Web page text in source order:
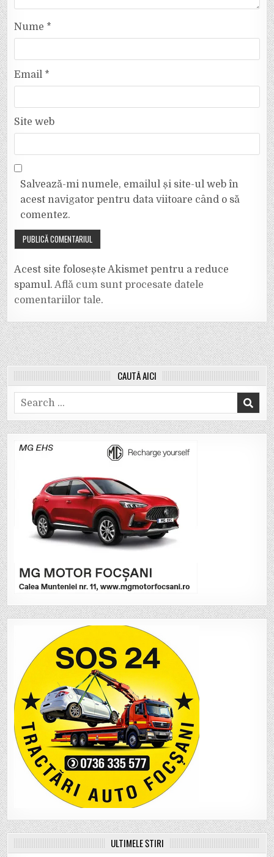
Nume *
Email *
Site web
Salvează-mi numele, emailul și site-ul web în
acest navigator pentru data viitoare când o să
comentez.
Acest site folosește Akismet pentru a reduce
spamul.Află cum sunt procesate datele
comentariilor tale.
CAUTĂ AICI
Search
for:
ULTIMELE ȘTIRI